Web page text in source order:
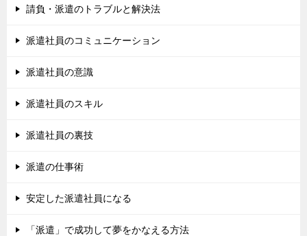
請負・派遣のトラブルと解決法
派遣社員のコミュニケーション
派遣社員の意識
派遣社員のスキル
派遣社員の裏技
派遣の仕事術
安定した派遣社員になる
「派遣」で成功して夢をかなえる方法